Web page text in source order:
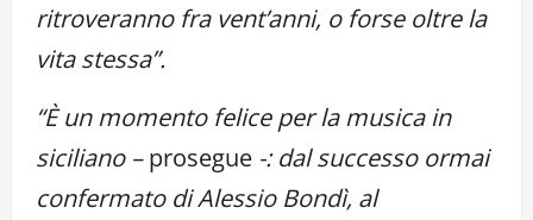
ritroveranno fra vent’anni, o forse oltre la
vita stessa”.
“È un momento felice per la musica in
siciliano –prosegue -: dal successo ormai
confermato di Alessio Bondì, al